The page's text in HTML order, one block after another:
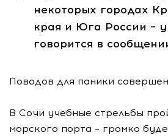
некоторых городах
края и Юга России –
говорится в
Поводов для паники
В Сочи учебные стрельбы
морского порта – громко